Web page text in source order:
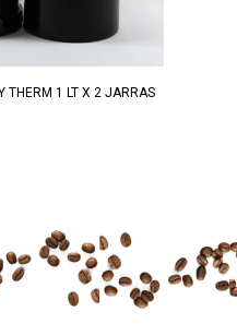
THERM 1 LT X 2 JARRAS